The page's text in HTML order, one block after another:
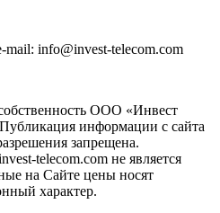
info@invest-telecom.com
ООО «Инвест
информации с сайта
запрещена.
telecom.com не является
на Сайте цены носят
характер.